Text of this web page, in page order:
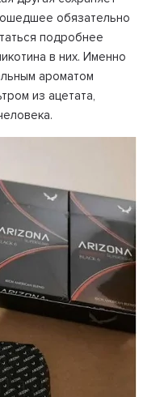
обязательно
подробнее
в них. Именно
ароматом
из ацетата,